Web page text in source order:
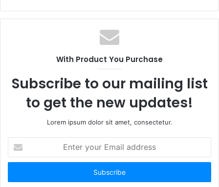
With Product You Purchase
Subscribe to our mailing list
to get the new updates!
Lorem ipsum dolor sit amet, consectetur.
your
Email